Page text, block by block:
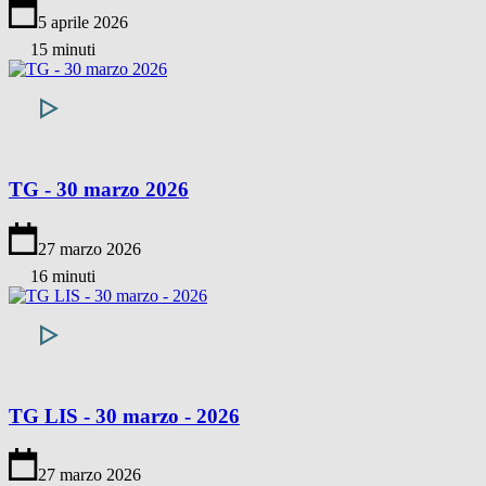
5 aprile 2026
15 minuti
TG - 30 marzo 2026
27 marzo 2026
16 minuti
TG LIS - 30 marzo - 2026
27 marzo 2026